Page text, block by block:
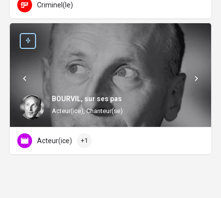
Criminel(le)
BOURVIL, sur ses pas
Acteur(ice), Chanteur(se)
Acteur(ice) +1